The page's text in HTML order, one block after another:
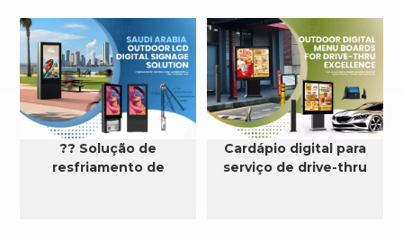
?? Solução de
resfriamento de
Cardápio digital para
serviço de drive-thru